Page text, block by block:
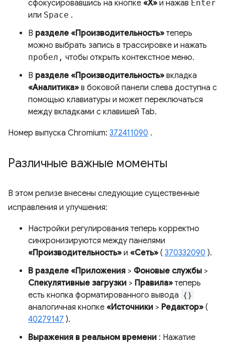
сфокусировавшись на кнопке «X» и нажав Enter
или Space .
В разделе «Производительность» теперь
можно выбрать запись в трассировке и нажать
пробел, чтобы открыть контекстное меню.
В разделе «Производительность» вкладка
«Аналитика» в боковой панели слева доступна с
помощью клавиатуры и может переключаться
между вкладками с клавишей Tab.
Номер выпуска Chromium: 372411090 .
Различные важные моменты
В этом релизе внесены следующие существенные
исправления и улучшения:
Настройки регулирования теперь корректно
синхронизируются между панелями
«Производительность» и «Сеть» ( 370332090 ).
В разделе «Приложения > Фоновые службы >
Спекулятивные загрузки > Правила» теперь
есть кнопка форматированного вывода {}
аналогичная кнопке «Источники > Редактор» (
40279147 ).
Выражения в реальном времени : Нажатие